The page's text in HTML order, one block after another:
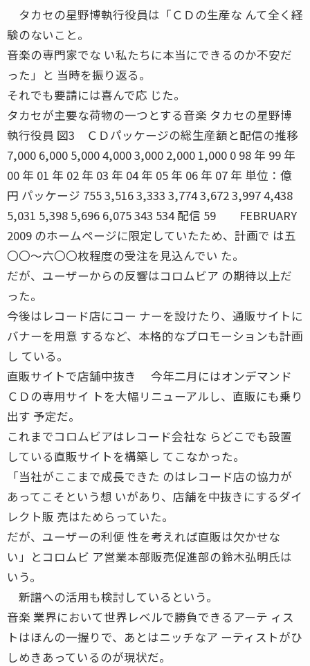
タカセの星野博執行役員は「ＣＤの生産な んて全く経
験のないこと。
音楽の専門家でな い私たちに本当にできるのか不安だ
った」と 当時を振り返る。
それでも要請には喜んで応 じた。
タカセが主要な荷物の一つとする音楽 タカセの星野博
執行役員 図3 ＣＤパッケージの総生産額と配信の推移
7,000 6,000 5,000 4,000 3,000 2,000 1,000 0 98 年 99 年
00 年 01 年 02 年 03 年 04 年 05 年 06 年 07 年 単位：億
円 パッケージ 755 3,516 3,333 3,774 3,672 3,997 4,438
5,031 5,398 5,696 6,075 343 534 配信 59 FEBRUARY
2009 のホームページに限定していたため、計画で は五
〇〇〜六〇〇枚程度の受注を見込んでい た。
だが、ユーザーからの反響はコロムビア の期待以上だ
った。
今後はレコード店にコー ナーを設けたり、通販サイトに
バナーを用意 するなど、本格的なプロモーションも計画
し ている。
直販サイトで店舗中抜き 今年二月にはオンデマンド
ＣＤの専用サイ トを大幅リニューアルし、直販にも乗り
出す 予定だ。
これまでコロムビアはレコード会社な らどこでも設置
している直販サイトを構築し てこなかった。
「当社がここまで成長できた のはレコード店の協力が
あってこそという想 いがあり、店舗を中抜きにするダイ
レクト販 売はためらっていた。
だが、ユーザーの利便 性を考えれば直販は欠かせな
い」とコロムビ ア営業本部販売促進部の鈴木弘明氏は
いう。
新譜への活用も検討しているという。
音楽 業界において世界レベルで勝負できるアーテ ィス
トはほんの一握りで、あとはニッチなア ーティストがひ
しめきあっているのが現状だ。